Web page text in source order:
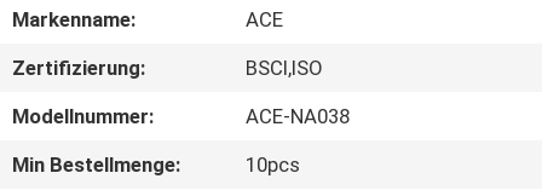
AUSFLUG
QUALITÄTSKONTROLLE
Markenname:
ACE
Zertifizierung:
BSCI,ISO
Modellnummer:
ACE-NA038
Min Bestellmenge:
10pcs